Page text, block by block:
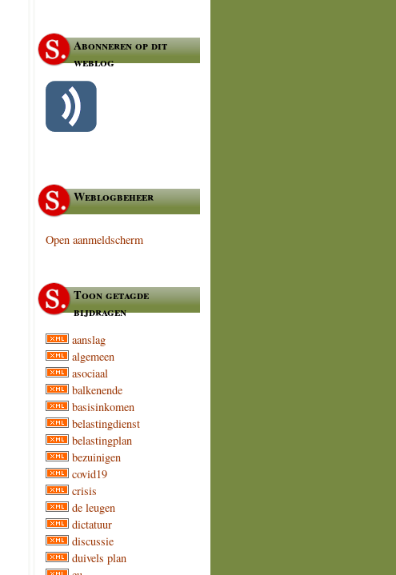
Abonneren op dit
weblog
Weblogbeheer
Open aanmeldscherm
Toon getagde
bijdragen
aanslag
algemeen
asociaal
balkenende
basisinkomen
belastingdienst
belastingplan
bezuinigen
covid19
crisis
de leugen
dictatuur
discussie
duivels plan